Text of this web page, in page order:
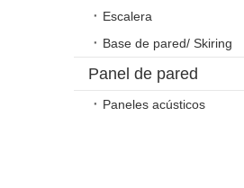
Escalera
Base de pared/ Skiring
Panel de pared
Paneles acústicos